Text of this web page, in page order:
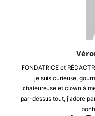
FONDATRICE et
je suis curieuse,
chaleureuse et clown à
par-dessus tout, j'adore